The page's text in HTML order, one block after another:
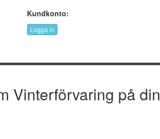
Kundkonto:
Logga in
Vinterförvaring på din